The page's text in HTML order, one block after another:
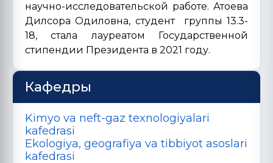
научно-исследовательской работе. Атоева
Дилсора Одиловна, студент группы 13.3-
18, стала лауреатом Государственной
стипендии Президента в 2021 году.
Кафедры
Kimyo va neft-gaz texnologiyalari
kafedrasi
Ekologiya, geografiya va tibbiyot asoslari
kafedrasi